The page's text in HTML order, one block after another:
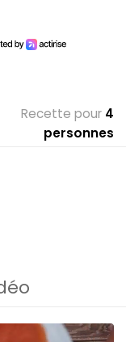
Recette pour 4
personnes